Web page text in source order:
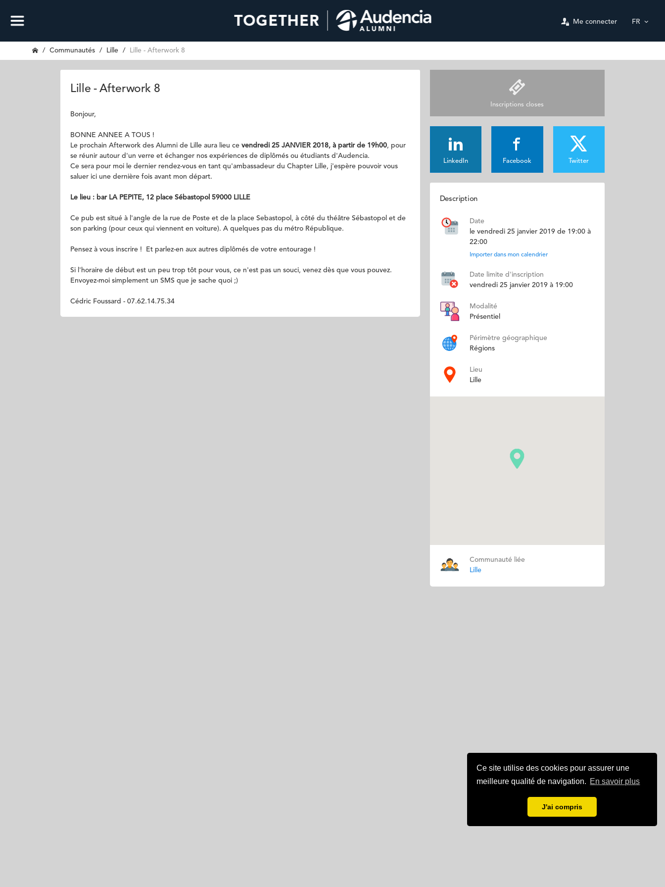
Ce site utilise des cookies pour assurer une
meilleure qualité de navigation. En savoir plus
J'ai compris
Me connecter FR
Communautés Lille Lille - Afterwork 8
Lille - Afterwork 8
Bonjour,
BONNE ANNEE A TOUS !
Le prochain Afterwork des Alumni de Lille aura lieu ce vendredi 25 JANVIER 2018, à partir de 19h00, pour
se réunir autour d'un verre et échanger nos expériences de diplômés ou étudiants d'Audencia.
Ce sera pour moi le dernier rendez-vous en tant qu'ambassadeur du Chapter Lille, j'espère pouvoir vous
saluer ici une dernière fois avant mon départ.
Le lieu : bar LA PEPITE, 12 place Sébastopol 59000 LILLE
Ce pub est situé à l'angle de la rue de Poste et de la place Sebastopol, à côté du théâtre Sébastopol et de
son parking (pour ceux qui viennent en voiture). A quelques pas du métro République.
Pensez à vous inscrire ! Et parlez-en aux autres diplômés de votre entourage !
Si l'horaire de début est un peu trop tôt pour vous, ce n'est pas un souci, venez dès que vous pouvez.
Envoyez-moi simplement un SMS que je sache quoi ;)
Cédric Foussard - 07.62.14.75.34
Inscriptions closes
LinkedIn Facebook Twitter
Description
Date
le vendredi 25 janvier 2019 de 19:00 à
22:00
Importer dans mon calendrier
Date limite d'inscription
vendredi 25 janvier 2019 à 19:00
Modalité
Présentiel
Périmètre géographique
Régions
Lieu
Lille
Communauté liée
Lille